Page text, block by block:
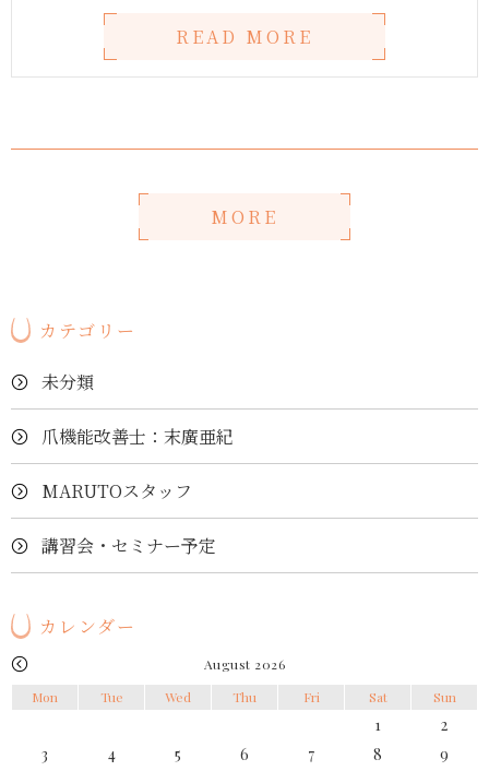
READ MORE
MORE
カテゴリー
未分類
爪機能改善士：末廣亜紀
MARUTOスタッフ
講習会・セミナー予定
カレンダー
August 2026
Mon
Tue Wed Thu Fri Sat Sun
1
2
3
4 5 6 7 8
9